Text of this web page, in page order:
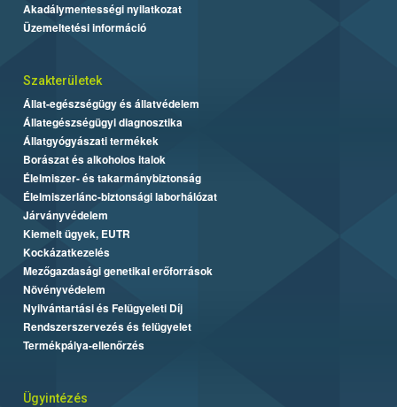
Akadálymentességi nyilatkozat
Üzemeltetési információ
Szakterületek
Állat-egészségügy és állatvédelem
Állategészségügyi diagnosztika
Állatgyógyászati termékek
Borászat és alkoholos italok
Élelmiszer- és takarmánybiztonság
Élelmiszerlánc-biztonsági laborhálózat
Járványvédelem
Kiemelt ügyek, EUTR
Kockázatkezelés
Mezőgazdasági genetikai erőforrások
Növényvédelem
Nyilvántartási és Felügyeleti Díj
Rendszerszervezés és felügyelet
Termékpálya-ellenőrzés
Ügyintézés